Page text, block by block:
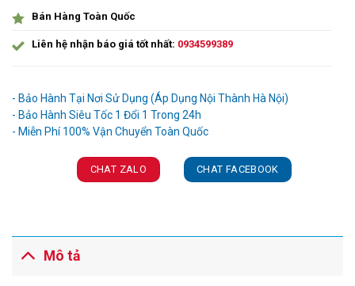
Bán Hàng Toàn Quốc
Liên hệ nhận báo giá tốt nhất: 0934599389
- Bảo Hành Tại Nơi Sử Dụng (Áp Dụng Nội Thành Hà Nội)
- Bảo Hành Siêu Tốc 1 Đổi 1 Trong 24h
CHAT ZALO CHAT FACEBOOK
Mô tả